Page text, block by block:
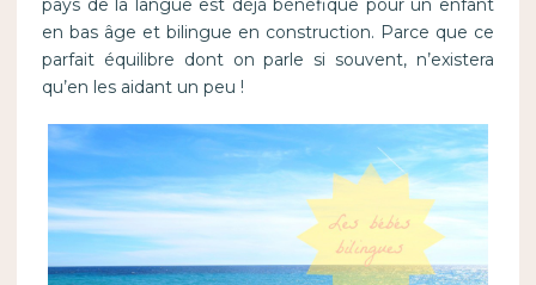
pays de la langue est déjà bénéfique pour un enfant
en bas âge et bilingue en construction. Parce que ce
parfait équilibre dont on parle si souvent, n’existera
qu’en les aidant un peu !